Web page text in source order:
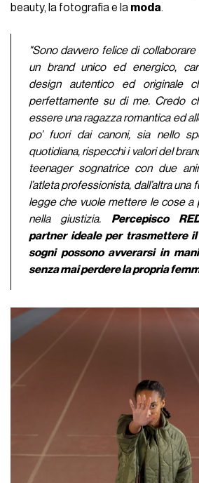
beauty, la fotografia e la moda.
"Sono davvero felice di collaborare
un brand unico ed energico,
design autentico ed originale
perfettamente su di me. Credo
essere una ragazza romantica ed
po’ fuori dai canoni, sia nello
quotidiana, rispecchi i valori del
teenager sognatrice con due
l’atleta professionista, dall’altra
legge che vuole mettere le cose a
nella giustizia. Percepisco
partner ideale per trasmettere
sogni possono avverarsi in
senza mai perdere la propria